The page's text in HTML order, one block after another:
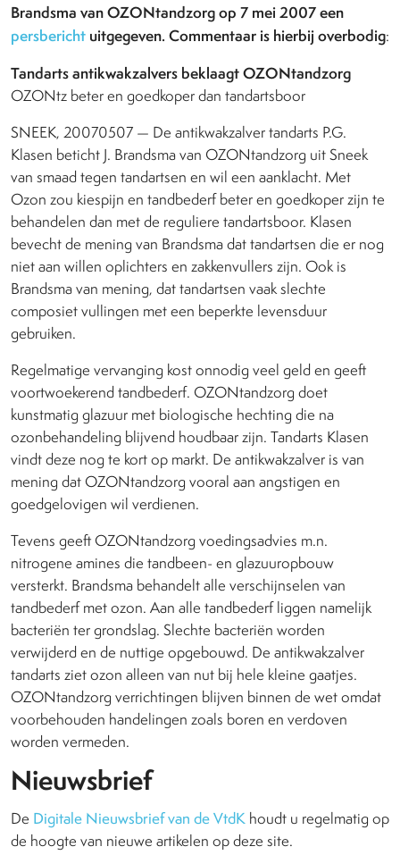
Brandsma van OZONtandzorg op 7 mei 2007 een
persbericht uitgegeven. Commentaar is hierbij overbodig:
Tandarts antikwakzalvers beklaagt OZONtandzorg
OZONtz beter en goedkoper dan tandartsboor
SNEEK, 20070507 — De antikwakzalver tandarts P.G.
Klasen beticht J. Brandsma van OZONtandzorg uit Sneek
van smaad tegen tandartsen en wil een aanklacht. Met
Ozon zou kiespijn en tandbederf beter en goedkoper zijn te
behandelen dan met de reguliere tandartsboor. Klasen
bevecht de mening van Brandsma dat tandartsen die er nog
niet aan willen oplichters en zakkenvullers zijn. Ook is
Brandsma van mening, dat tandartsen vaak slechte
composiet vullingen met een beperkte levensduur
gebruiken.
Regelmatige vervanging kost onnodig veel geld en geeft
voortwoekerend tandbederf. OZONtandzorg doet
kunstmatig glazuur met biologische hechting die na
ozonbehandeling blijvend houdbaar zijn. Tandarts Klasen
vindt deze nog te kort op markt. De antikwakzalver is van
mening dat OZONtandzorg vooral aan angstigen en
goedgelovigen wil verdienen.
Tevens geeft OZONtandzorg voedingsadvies m.n.
nitrogene amines die tandbeen- en glazuuropbouw
versterkt. Brandsma behandelt alle verschijnselen van
tandbederf met ozon. Aan alle tandbederf liggen namelijk
bacteriën ter grondslag. Slechte bacteriën worden
verwijderd en de nuttige opgebouwd. De antikwakzalver
tandarts ziet ozon alleen van nut bij hele kleine gaatjes.
OZONtandzorg verrichtingen blijven binnen de wet omdat
voorbehouden handelingen zoals boren en verdoven
worden vermeden.
Nieuwsbrief
De Digitale Nieuwsbrief van de VtdK houdt u regelmatig op
de hoogte van nieuwe artikelen op deze site.